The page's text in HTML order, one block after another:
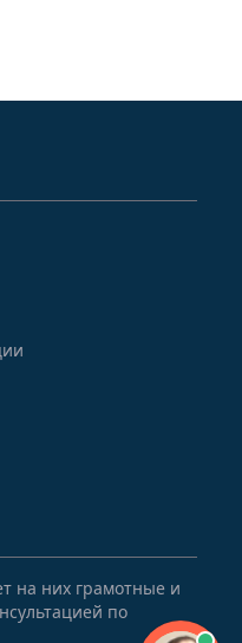
на них грамотные и
по